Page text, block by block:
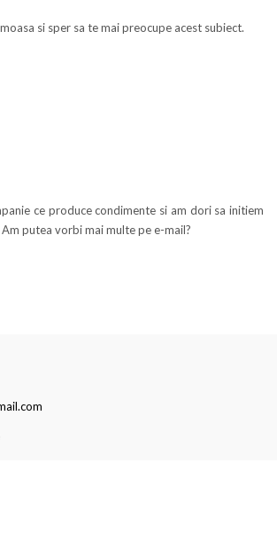
si sper sa te mai preocupe acest subiect.
ce produce condimente si am dori sa initiem
putea vorbi mai multe pe e-mail?